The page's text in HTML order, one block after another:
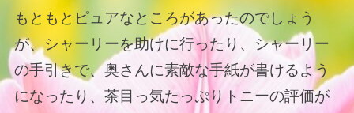
もともとピュアなところがあったのでしょう
が、シャーリーを助けに行ったり、シャーリー
の手引きで、奥さんに素敵な手紙が書けるよう
になったり、茶目っ気たっぷりトニーの評価が